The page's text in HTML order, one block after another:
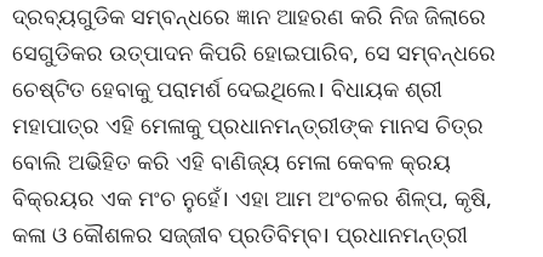
ଦ୍ରବ୍ୟଗୁଡିକ ସମ୍ବନ୍ଧରେ ଜ୍ଞାନ ଆହରଣ କରି ନିଜ ଜିଲାରେ
ସେଗୁଡିକର ଉତ୍ପାଦନ କିପରି ହୋଇପାରିବ, ସେ ସମ୍ବନ୍ଧରେ
ଚେଷ୍ଟିତ ହେବାକୁ ପରାମର୍ଶ ଦେଇଥିଲେ। ବିଧାୟକ ଶ୍ରୀ
ମହାପାତ୍ର ଏହି ମେଳାକୁ ପ୍ରଧାନମନ୍ତ୍ରୀଙ୍କ ମାନସ ଚିତ୍ର
ବୋଲି ଅଭିହିତ କରି ଏହି ବାଣିଜ୍ୟ ମେଳା କେବଳ କ୍ରୟ
ବିକ୍ରୟର ଏକ ମଂଚ ନୁହେଁ। ଏହା ଆମ ଅଂଚଳର ଶିଳ୍ପ, କୃଷି,
କଳା ଓ କୌଶଳର ସଜ୍ଜୀବ ପ୍ରତିବିମ୍ବ। ପ୍ରଧାନମନ୍ତ୍ରୀ